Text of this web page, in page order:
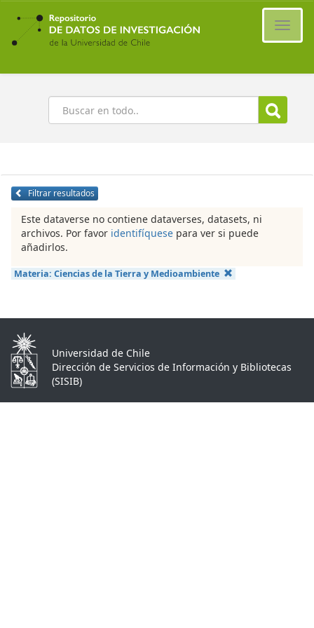
Ir
contenido
principal
Buscar
Filtrar resultados
Este dataverse no contiene dataverses, datasets, ni
archivos. Por favor identifíquese para ver si puede
añadirlos.
Materia: Ciencias de la Tierra y Medioambiente
Universidad de Chile
Dirección de Servicios de Información y Bibliotecas
(SISIB)